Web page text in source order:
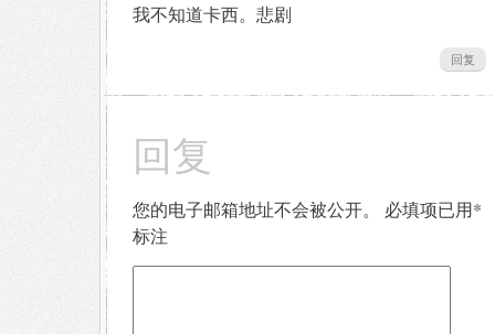
我不知道卡西。悲剧
回复
回复
您的电子邮箱地址不会被公开。 必填项已用*
标注